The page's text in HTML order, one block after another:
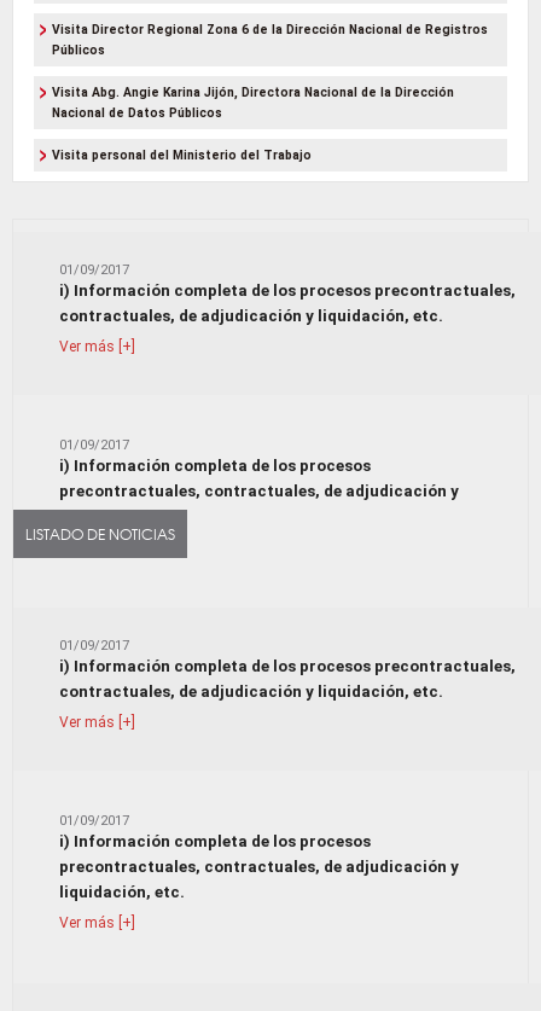
Visita Director Regional Zona 6 de la Dirección Nacional de Registros
Públicos
Visita Abg. Angie Karina Jijón, Directora Nacional de la Dirección
Nacional de Datos Públicos
Visita personal del Ministerio del Trabajo
LISTADO DE NOTICIAS
01/09/2017
i) Información completa de los procesos precontractuales,
contractuales, de adjudicación y liquidación, etc.
Ver más [+]
01/09/2017
i) Información completa de los procesos
precontractuales, contractuales, de adjudicación y
liquidación, etc.
01/09/2017
i) Información completa de los procesos precontractuales,
contractuales, de adjudicación y liquidación, etc.
Ver más [+]
01/09/2017
i) Información completa de los procesos
precontractuales, contractuales, de adjudicación y
liquidación, etc.
Ver más [+]